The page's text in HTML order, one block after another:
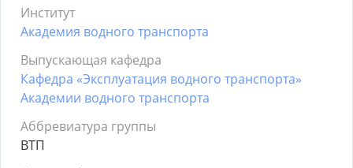
Институт
Академия водного транспорта
Выпускающая кафедра
Кафедра «Эксплуатация водного транспорта»
Академии водного транспорта
Аббревиатура группы
ВТП